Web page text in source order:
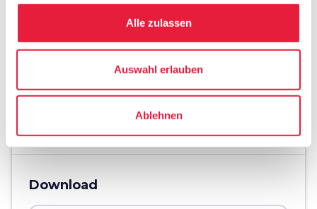
Alle zulassen
Auswahl erlauben
Ablehnen
Technische Schwierigkeit
info Mehr Informationen
Download